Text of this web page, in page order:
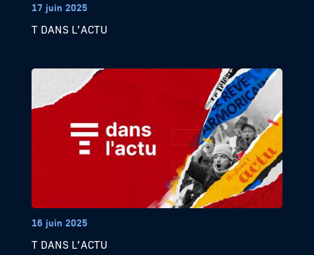
17 juin 2025
T DANS L’ACTU
16 juin 2025
T DANS L’ACTU